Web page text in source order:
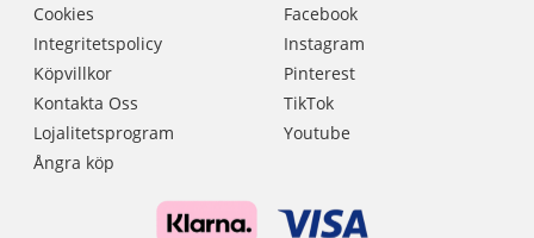
Cookies
Integritetspolicy
Köpvillkor
Kontakta Oss
Lojalitetsprogram
Ångra köp
Facebook
Instagram
Pinterest
TikTok
Youtube